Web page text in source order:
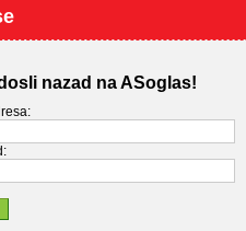
nazad na ASoglas!